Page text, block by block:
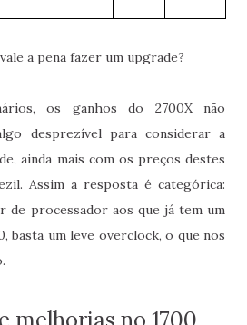
a pena fazer um upgrade?
os ganhos do 2700X não
desprezível para considerar a
ainda mais com os preços destes
Assim a resposta é categórica:
de processador aos que já tem um
basta um leve overclock, o que nos